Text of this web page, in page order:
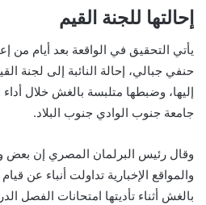
إحالتها للجنة القيم
يأتي التحقيق في الواقعة بعد أيام
حنفي جبالي، إحالة النائبة إلى لجنة
إليها، وضبطها متلبسة بالغش خلال
جامعة جنوب الوادي جنوب البلاد.
وقال رئيس البرلمان المصري إن بعض
والمواقع الإخبارية تداولت أنباء عن
بالغش أثناء تأديتها امتحانات الفصل